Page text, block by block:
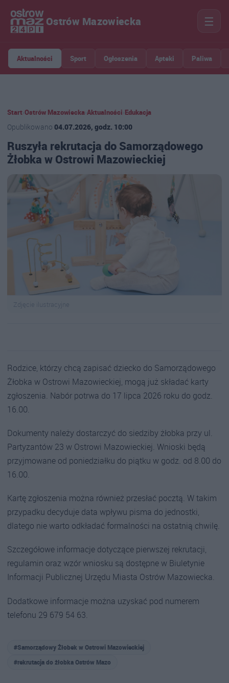
Ostrów Mazowiecka ☰
Aktualności Sport Ogłoszenia Apteki Paliwa
Start Ostrów Mazowiecka Aktualności Edukacja
Opublikowano 04.07.2026, godz. 10:00
Ruszyła rekrutacja do Samorządowego
Żłobka w Ostrowi Mazowieckiej
Zdjęcie ilustracyjne
Rodzice, którzy chcą zapisać dziecko do Samorządowego
Żłobka w Ostrowi Mazowieckiej, mogą już składać karty
zgłoszenia. Nabór potrwa do 17 lipca 2026 roku do godz.
16.00.
Dokumenty należy dostarczyć do siedziby żłobka przy ul.
Partyzantów 23 w Ostrowi Mazowieckiej. Wnioski będą
przyjmowane od poniedziałku do piątku w godz. od 8.00 do
16.00.
Kartę zgłoszenia można również przesłać pocztą. W takim
przypadku decyduje data wpływu pisma do jednostki,
dlatego nie warto odkładać formalności na ostatnią chwilę.
Szczegółowe informacje dotyczące pierwszej rekrutacji,
regulamin oraz wzór wniosku są dostępne w Biuletynie
Informacji Publicznej Urzędu Miasta Ostrów Mazowiecka.
Dodatkowe informacje można uzyskać pod numerem
telefonu 29 679 54 63.
#Samorządowy Żłobek w Ostrowi Mazowieckiej
#rekrutacja do żłobka Ostrów Mazo